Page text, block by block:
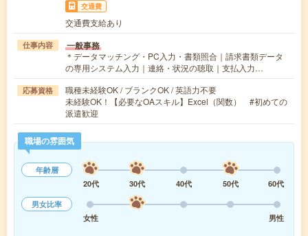
交通費
交通費支給あり
仕事内容 一般事務
＊データマッチング・PC入力・書類照合｜請求書類データ
の専用システム入力｜連絡・状況の聴取｜支払入力…
応募資格
職種未経験OK / ブランクOK / 英語力不要
未経験OK！【必要なOAスキル】Excel（関数） #初めての
派遣歓迎
職場の雰囲気
年齢層
20代
30代 40代 50代
60代
男女比率
女性
男性